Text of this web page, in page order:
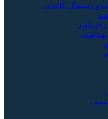
و دستمال کاغذی